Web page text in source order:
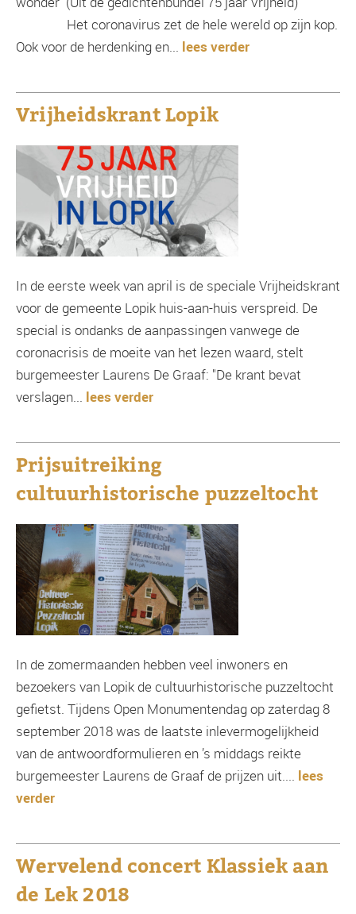
Het coronavirus zet de hele wereld op zijn kop.
Ook voor de herdenking en... lees verder
Vrijheidskrant Lopik
In de eerste week van april is de speciale Vrijheidskrant
voor de gemeente Lopik huis-aan-huis verspreid. De
special is ondanks de aanpassingen vanwege de
coronacrisis de moeite van het lezen waard, stelt
burgemeester Laurens De Graaf: "De krant bevat
verslagen... lees verder
Prijsuitreiking
cultuurhistorische puzzeltocht
In de zomermaanden hebben veel inwoners en
bezoekers van Lopik de cultuurhistorische puzzeltocht
gefietst. Tijdens Open Monumentendag op zaterdag 8
september 2018 was de laatste inlevermogelijkheid
van de antwoordformulieren en ’s middags reikte
burgemeester Laurens de Graaf de prijzen uit.... lees
verder
Wervelend concert Klassiek aan
de Lek 2018